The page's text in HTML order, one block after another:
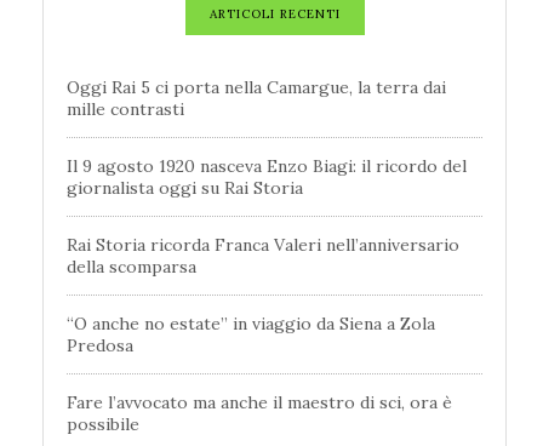
ARTICOLI RECENTI
Oggi Rai 5 ci porta nella Camargue, la terra dai
mille contrasti
Il 9 agosto 1920 nasceva Enzo Biagi: il ricordo del
giornalista oggi su Rai Storia
Rai Storia ricorda Franca Valeri nell’anniversario
della scomparsa
“O anche no estate” in viaggio da Siena a Zola
Predosa
Fare l’avvocato ma anche il maestro di sci, ora è
possibile